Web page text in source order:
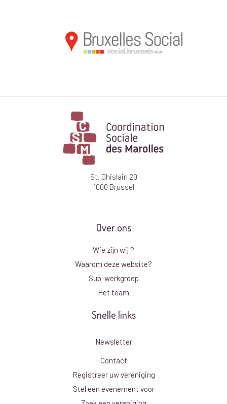
St. Ghislain 20
1000 Brussel
Over ons
Wie zijn wij ?
Waarom deze website?
Sub-werkgroep
Het team
Snelle links
Newsletter
Contact
Registreer uw vereniging
Stel een evenement voor